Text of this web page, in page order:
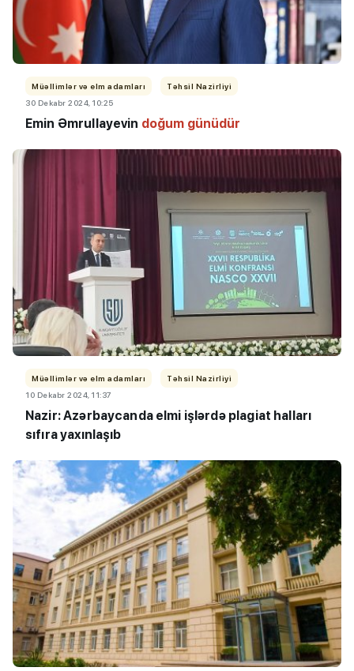
Müəllimlər və elm adamları
Təhsil Nazirliyi
30 Dekabr 2024, 10:25
Emin Əmrullayevin doğum günüdür
Müəllimlər və elm adamları
Təhsil Nazirliyi
10 Dekabr 2024, 11:37
Nazir: Azərbaycanda elmi işlərdə plagiat halları
sıfıra yaxınlaşıb